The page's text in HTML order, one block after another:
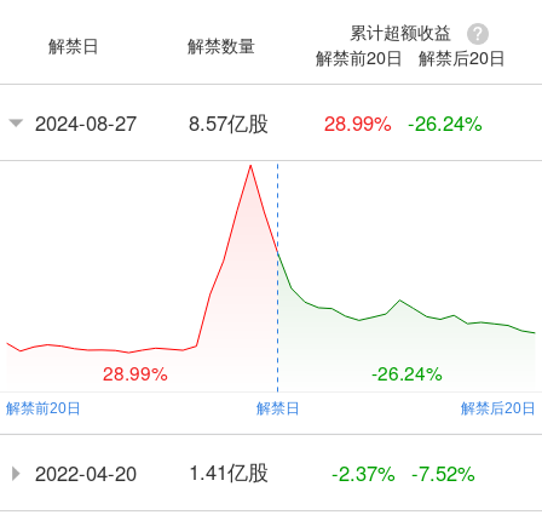
解禁日 解禁数量
累计超额收益
解禁前20日
解禁后20日
2024-08-27 8.57亿股 28.99% -26.24%
28.99% -26.24%
2022-04-20 1.41亿股 -2.37% -7.52%